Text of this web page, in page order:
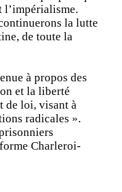
l’impérialisme.
la lutte
de toute la
à propos des
et la liberté
de loi, visant à
radicales ».
Charleroi-